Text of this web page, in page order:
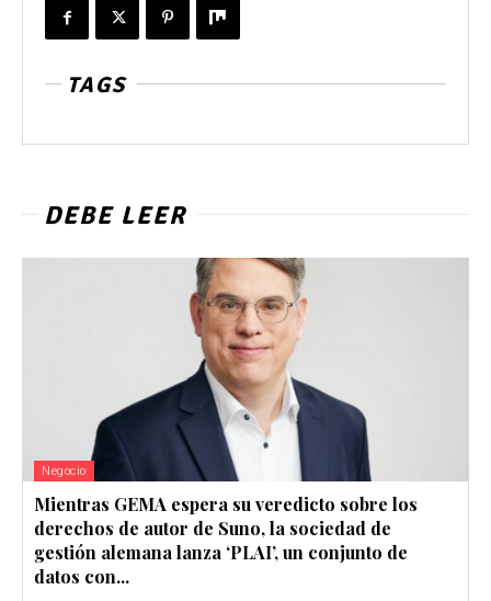
TAGS
DEBE LEER
Negocio
Mientras GEMA espera su veredicto sobre los
derechos de autor de Suno, la sociedad de
gestión alemana lanza ‘PLAI’, un conjunto de
datos con...